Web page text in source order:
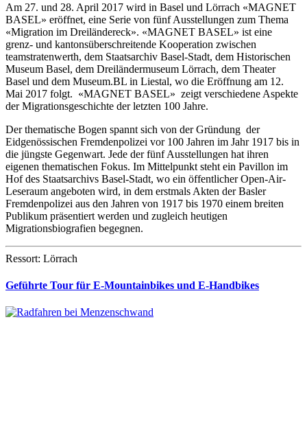
Am 27. und 28. April 2017 wird in Basel und Lörrach «MAGNET
BASEL» eröffnet, eine Serie von fünf Ausstellungen zum Thema
«Migration im Dreiländereck». «MAGNET BASEL» ist eine
grenz- und kantonsüberschreitende Kooperation zwischen
teamstratenwerth, dem Staatsarchiv Basel-Stadt, dem Historischen
Museum Basel, dem Dreiländermuseum Lörrach, dem Theater
Basel und dem Museum.BL in Liestal, wo die Eröffnung am 12.
Mai 2017 folgt. «MAGNET BASEL» zeigt verschiedene Aspekte
der Migrationsgeschichte der letzten 100 Jahre.
Der thematische Bogen spannt sich von der Gründung der
Eidgenössischen Fremdenpolizei vor 100 Jahren im Jahr 1917 bis in
die jüngste Gegenwart. Jede der fünf Ausstellungen hat ihren
eigenen thematischen Fokus. Im Mittelpunkt steht ein Pavillon im
Hof des Staatsarchivs Basel-Stadt, wo ein öffentlicher Open-Air-
Leseraum angeboten wird, in dem erstmals Akten der Basler
Fremdenpolizei aus den Jahren von 1917 bis 1970 einem breiten
Publikum präsentiert werden und zugleich heutigen
Migrationsbiografien begegnen.
Ressort: Lörrach
Geführte Tour für E-Mountainbikes und E-Handbikes